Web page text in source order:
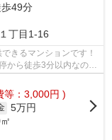
歩49分
１丁目1-16
きるマンションです！
から徒歩3分以内なの
等：3,000円 )
5万円